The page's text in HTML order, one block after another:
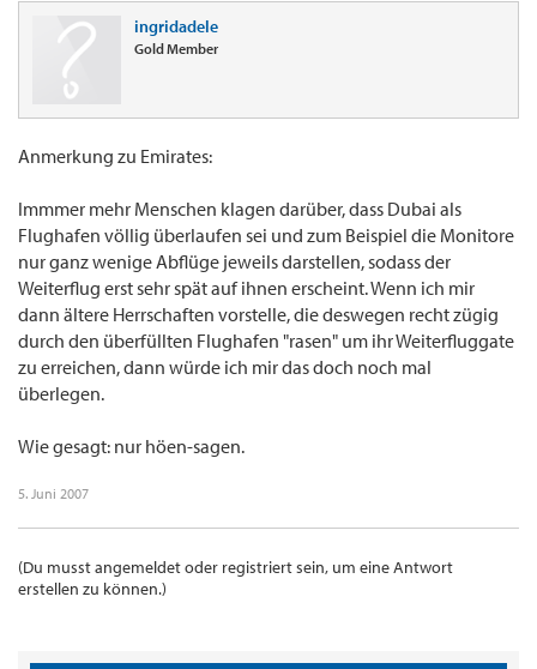
ingridadele
Gold Member
Anmerkung zu Emirates:
Immmer mehr Menschen klagen darüber, dass Dubai als
Flughafen völlig überlaufen sei und zum Beispiel die Monitore
nur ganz wenige Abflüge jeweils darstellen, sodass der
Weiterflug erst sehr spät auf ihnen erscheint. Wenn ich mir
dann ältere Herrschaften vorstelle, die deswegen recht zügig
durch den überfüllten Flughafen "rasen" um ihr Weiterfluggate
zu erreichen, dann würde ich mir das doch noch mal
überlegen.
Wie gesagt: nur höen-sagen.
5. Juni 2007
(Du musst angemeldet oder registriert sein, um eine Antwort
erstellen zu können.)